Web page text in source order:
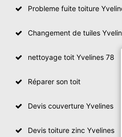
Probleme fuite toiture
Changement de tuiles
nettoyage toit Yvelines 78
Réparer son toit
Devis couverture Yvelines
Devis toiture zinc Yvelines